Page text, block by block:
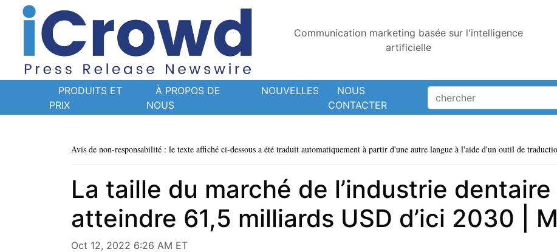
Communication marketing basée sur l'intelligence
artificielle
PRODUITS ET
PRIX
À PROPOS DE
NOUS
NOUVELLES
NOUS
CONTACTER
Avis de non-responsabilité : le texte affiché ci-dessous a été traduit automatiquement à partir d'une autre langue à l'aide d'un outil de
La taille du marché de l’industrie
atteindre 61,5 milliards USD d’ici 2030 |
Oct 12, 2022 6:26 AM ET